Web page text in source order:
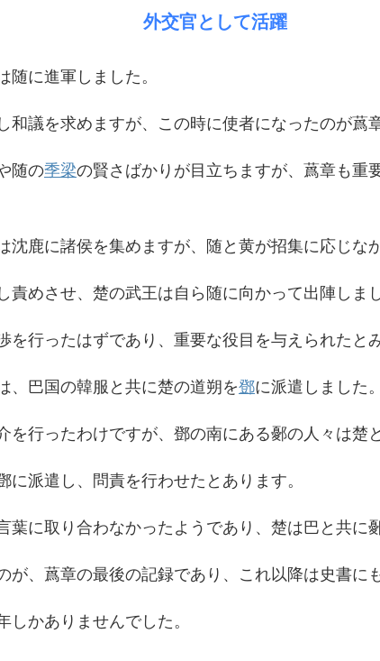
外交官として活躍
随に進軍しました。
和議を求めますが、この時に使者になったのが蔿章
随の季梁の賢さばかりが目立ちますが、蔿章も重
沈鹿に諸侯を集めますが、随と黄が招集に応じな
責めさせ、楚の武王は自ら随に向かって出陣しまし
を行ったはずであり、重要な役目を与えられたと
、巴国の韓服と共に楚の道朔を鄧に派遣しました。
を行ったわけですが、鄧の南にある鄾の人々は楚
に派遣し、問責を行わせたとあります。
葉に取り合わなかったようであり、楚は巴と共に
が、蔿章の最後の記録であり、これ以降は史書に
かありませんでした。